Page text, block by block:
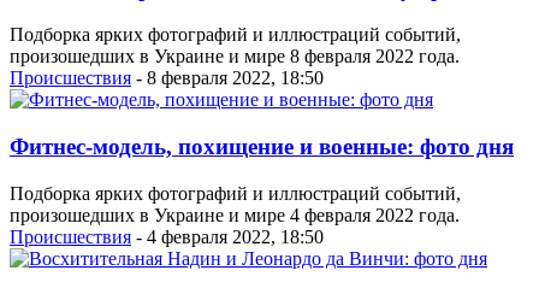
Подборка ярких фотографий и иллюстраций событий,
произошедших в Украине и мире 8 февраля 2022 года.
Проиcшествия - 8 февраля 2022, 18:50
Фитнес-модель, похищение и военные: фото дня
Подборка ярких фотографий и иллюстраций событий,
произошедших в Украине и мире 4 февраля 2022 года.
Проиcшествия - 4 февраля 2022, 18:50